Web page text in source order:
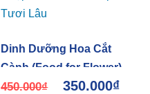
Dinh Dưỡng Hoa Cắt
Cành (Food for Flower)
Nhập Khẩu Israel Giúp
450.000₫ 350.000₫